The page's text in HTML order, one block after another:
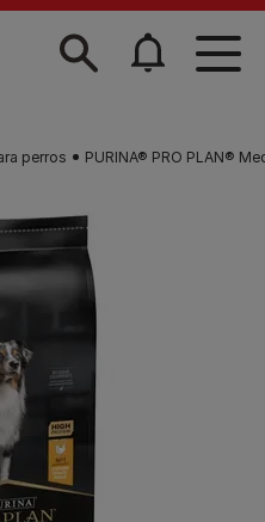
perros PURINA® PRO PLAN®